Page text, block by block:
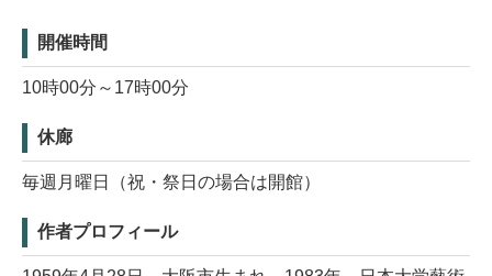
開催時間
10時00分～17時00分
休廊
毎週月曜日（祝・祭日の場合は開館）
作者プロフィール